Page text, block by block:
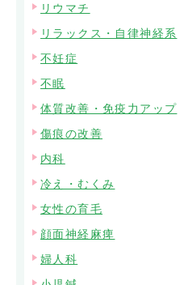
リウマチ
リラックス・自律神経系
不妊症
不眠
体質改善・免疫力アップ
傷痕の改善
内科
冷え・むくみ
女性の育毛
顔面神経麻痺
婦人科